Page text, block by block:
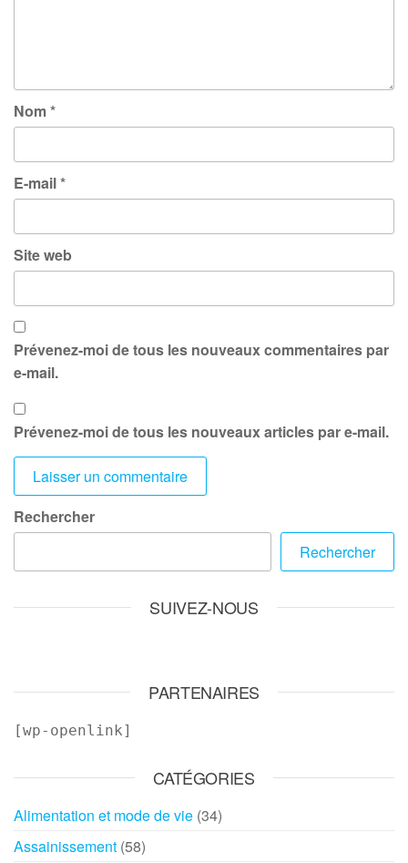
Nom*
E-mail*
Site web
Prévenez-moi de tous les nouveaux commentaires par
e-mail.
Prévenez-moi de tous les nouveaux articles par e-mail.
Rechercher
Rechercher
SUIVEZ-NOUS
PARTENAIRES
[wp-openlink]
CATÉGORIES
Alimentation et mode de vie (34)
Assainissement (58)